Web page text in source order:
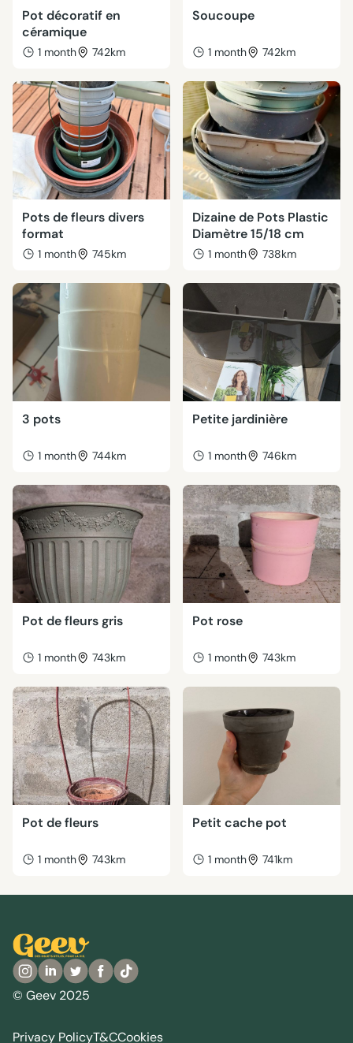
Pot décoratif en
céramique
1 month 742km
Soucoupe
1 month 742km
Pots de fleurs divers
format
1 month 745km
Dizaine de Pots Plastic
Diamètre 15/18 cm
1 month 738km
3 pots
1 month 744km
Petite jardinière
1 month 746km
Pot de fleurs gris
1 month 743km
Pot rose
1 month 743km
Pot de fleurs
1 month 743km
Petit cache pot
1 month 741km
© Geev 2025
Privacy PolicyT&CCookies